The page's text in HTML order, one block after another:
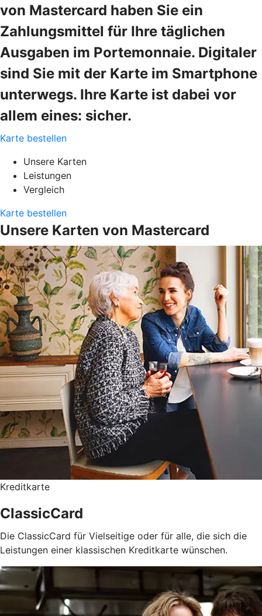
von Mastercard haben Sie ein
Zahlungsmittel für Ihre täglichen
Ausgaben im Portemonnaie. Digitaler
sind Sie mit der Karte im Smartphone
unterwegs. Ihre Karte ist dabei vor
allem eines: sicher.
Karte bestellen
Unsere Karten
Leistungen
Vergleich
Karte bestellen
Unsere Karten von Mastercard
Kreditkarte
ClassicCard
Die ClassicCard für Vielseitige oder für alle, die sich die
Leistungen einer klassischen Kreditkarte wünschen.